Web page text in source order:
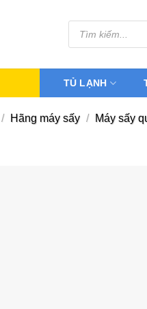
Tìm
kiếm
sản
TỦ LẠNH
/ Hãng máy sấy / Máy sấy